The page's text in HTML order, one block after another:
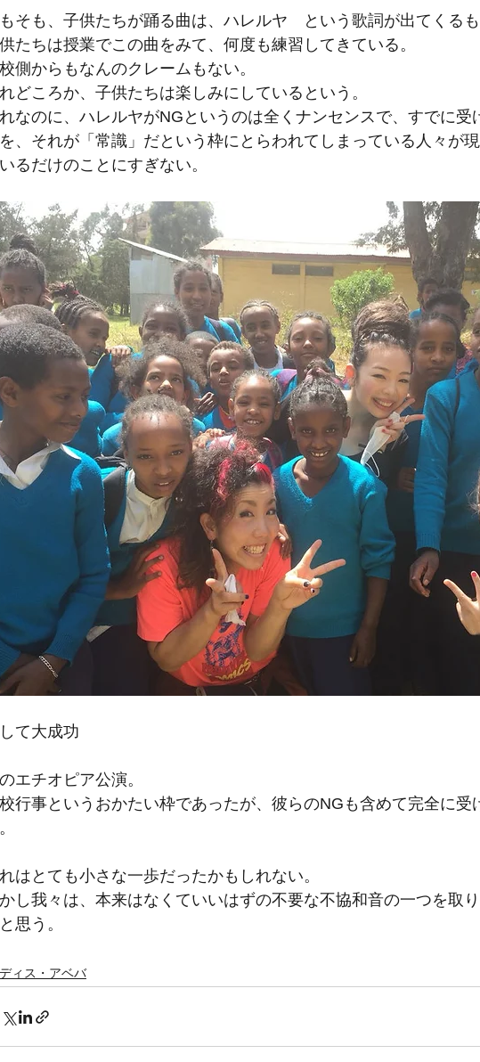
そも、子供たちが踊る曲は、ハレルヤ　という歌詞が出てくるも
たちは授業でこの曲をみて、何度も練習してきている。
側からもなんのクレームもない。
どころか、子供たちは楽しみにしているという。
なのに、ハレルヤがNGというのは全くナンセンスで、すでに受
、それが「常識」だという枠にとらわれてしまっている人々が
るだけのことにすぎない。
て大成功
エチオピア公演。
行事というおかたい枠であったが、彼らのNGも含めて完全に受
はとても小さな一歩だったかもしれない。
し我々は、本来はなくていいはずの不要な不協和音の一つを取
思う。
ィス・アベバ